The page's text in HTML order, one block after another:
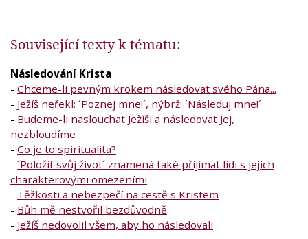
Související texty k tématu:
Následování Krista
- Chceme-li pevným krokem následovat svého Pána...
- Ježíš neřekl: ´Poznej mne!´, nýbrž: ´Následuj mne!´
- Budeme-li naslouchat Ježíši a následovat Jej,
nezbloudíme
- Co je to spiritualita?
- ´Položit svůj život´ znamená také přijímat lidi s jejich
charakterovými omezeními
- Těžkosti a nebezpečí na cestě s Kristem
- Bůh mě nestvořil bezdůvodně
- Ježíš nedovolil všem, aby ho následovali